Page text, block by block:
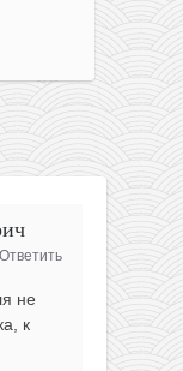
Ответить
не
к